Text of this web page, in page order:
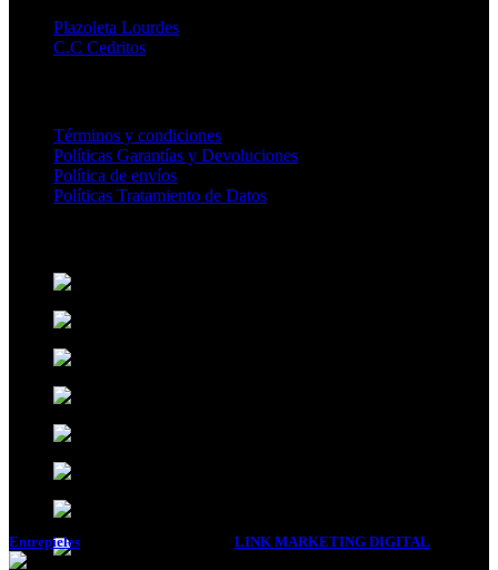
Plazoleta Lourdes
C.C Cedritos
Términos y condiciones
Políticas Garantías y Devoluciones
Política de envíos
Políticas Tratamiento de Datos
Entrepieles LINK MARKETING DIGITAL